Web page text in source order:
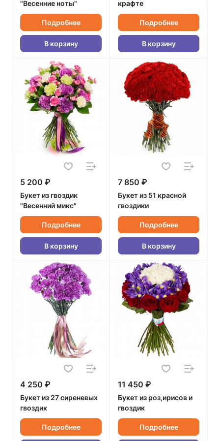
"Весенние ноты"
Подробнее
В корзину
крафте
Подробнее
В корзину
5 200 ₽
Букет из гвоздик
"Весенний микс"
Подробнее
В корзину
7 850 ₽
Букет из 51 красной
гвоздики
Подробнее
В корзину
4 250 ₽
Букет из 27 сиреневых
гвоздик
Подробнее
11 450 ₽
Букет из роз,ирисов и
гвоздик
Подробнее